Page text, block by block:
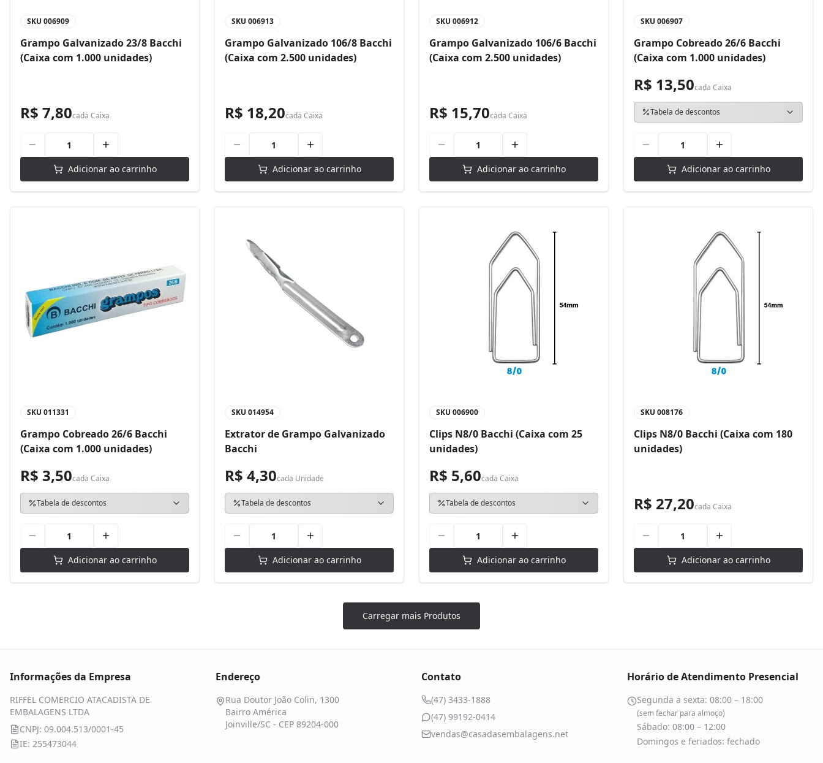
SKU 006909
Grampo Galvanizado 23/8 Bacchi
(Caixa com 1.000 unidades)
R$ 7,80cada Caixa
Adicionar ao carrinho
SKU 006913
Grampo Galvanizado 106/8 Bacchi
(Caixa com 2.500 unidades)
R$ 18,20cada Caixa
Adicionar ao carrinho
SKU 006912
Grampo Galvanizado 106/6 Bacchi
(Caixa com 2.500 unidades)
R$ 15,70cada Caixa
Adicionar ao carrinho
SKU 006907
Grampo Cobreado 26/6 Bacchi
(Caixa com 1.000 unidades)
R$ 13,50cada Caixa
Tabela de descontos
Adicionar ao carrinho
SKU 011331
Grampo Cobreado 26/6 Bacchi
(Caixa com 1.000 unidades)
R$ 3,50cada Caixa
Tabela de descontos
Adicionar ao carrinho
SKU 014954
Extrator de Grampo Galvanizado
Bacchi
R$ 4,30cada Unidade
Tabela de descontos
Adicionar ao carrinho
SKU 006900
Clips N8/0 Bacchi (Caixa com 25
unidades)
R$ 5,60cada Caixa
Tabela de descontos
Adicionar ao carrinho
SKU 008176
Clips N8/0 Bacchi (Caixa com 180
unidades)
R$ 27,20cada Caixa
Adicionar ao carrinho
Carregar mais Produtos
Informações da Empresa
RIFFEL COMERCIO ATACADISTA DE
EMBALAGENS LTDA
CNPJ: 09.004.513/0001-45
IE: 255473044
Endereço
Rua Doutor João Colin, 1300
Bairro América
Joinville/SC - CEP 89204-000
Contato
(47) 3433-1888
(47) 99192-0414
vendas@casadasembalagens.net
Horário de Atendimento Presencial
Segunda a sexta: 08:00 – 18:00
(sem fechar para almoço)
Sábado: 08:00 – 12:00
Domingos e feriados: fechado